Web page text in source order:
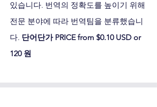
있습니다. 번역의 정확도를 높이기 위해
전문 분야에 따라 번역팀을 분류했습니
다. 단어단가 PRICE from $0.10 USD or
120 원